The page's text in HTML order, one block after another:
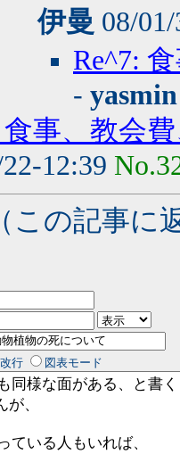
伊曼 08/
Re^7:
- yasmin
食事、教会
12:39
この記事に
行 図表モード